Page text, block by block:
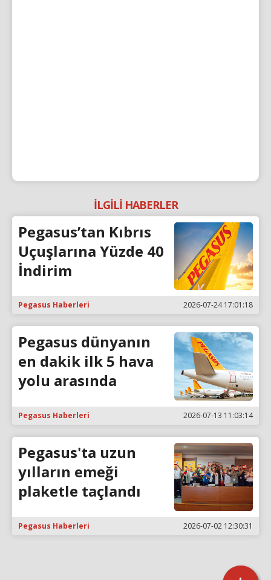
İLGİLİ HABERLER
Pegasus’tan Kıbrıs
Uçuşlarına Yüzde 40
İndirim
Pegasus Haberleri 2026-07-24 17:01:18
Pegasus dünyanın
en dakik ilk 5 hava
yolu arasında
Pegasus Haberleri 2026-07-13 11:03:14
Pegasus'ta uzun
yılların emeği
plaketle taçlandı
Pegasus Haberleri 2026-07-02 12:30:31